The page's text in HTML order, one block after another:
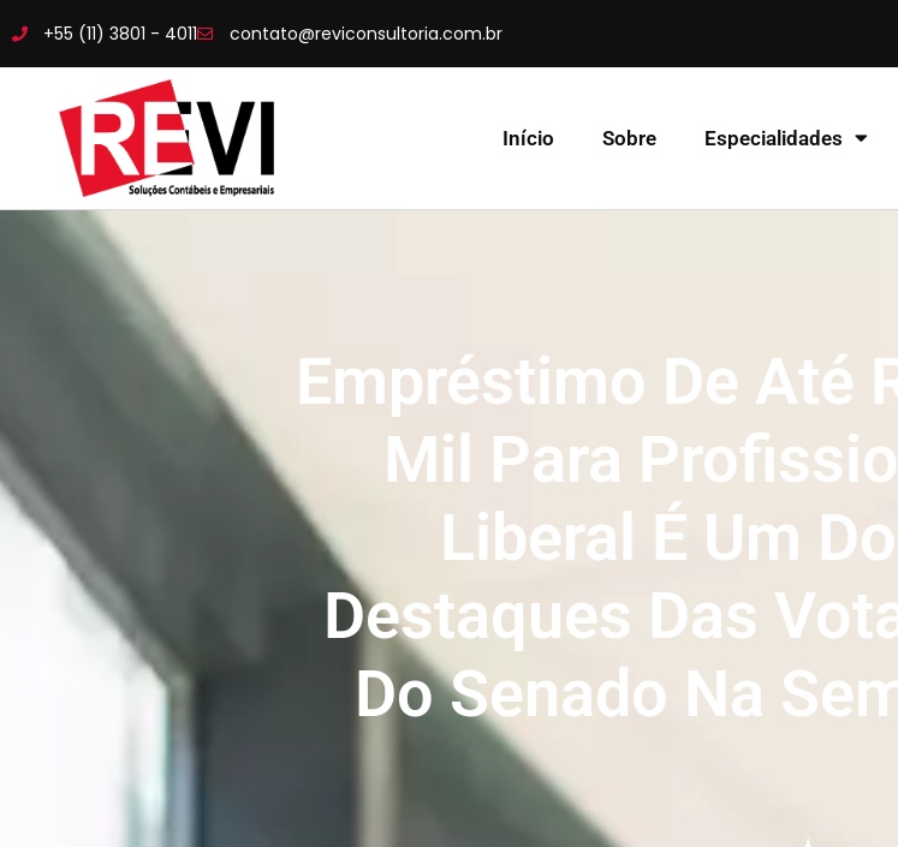
+55 (11) 3801 - 4011 contato@reviconsultoria.com.br
Início Sobre Especialidades
Empréstimo De Até
Mil Para
Liberal É Um
Destaques Das
Do Senado Na